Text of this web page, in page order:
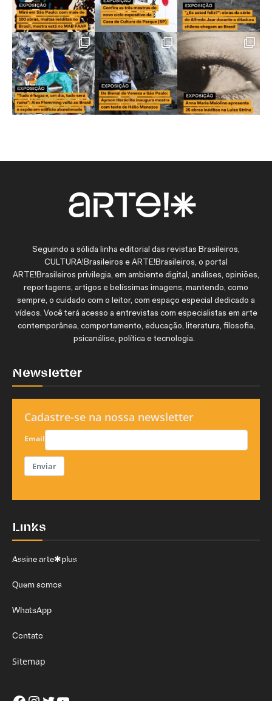
Seguindo a sólida linha editorial das revistas Brasileiros,
CULTURA!Brasileiros e ARTE!Brasileiros, o portal
ARTE!Brasileiros privilegia, em ambiente digital, análises, opiniões,
reportagens, artigos e belíssimas imagens, mantendo, como
sempre, o cuidado com o leitor, com espaço especial dedicado a
vídeos. Você terá acesso a entrevistas com especialistas em arte
contemporânea, comportamento, educação, literatura, filosofia,
psicanálise, política e tecnologia.
Newsletter
Cadastre-se na nossa newsletter
Email
Enviar
Links
Assine arte✱plus
Quem somos
WhatsApp
Contato
Sitemap